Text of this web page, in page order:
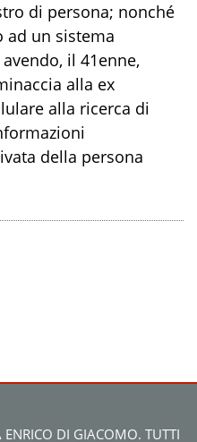
di persona; nonché
ad un sistema
il 41enne,
alla ex
alla ricerca di
della persona
DI GIACOMO. TUTTI